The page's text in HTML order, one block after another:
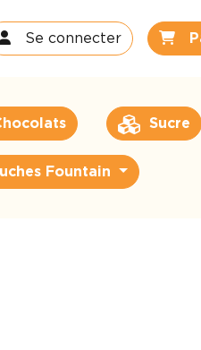
Se connecter
Sucre
Fountain